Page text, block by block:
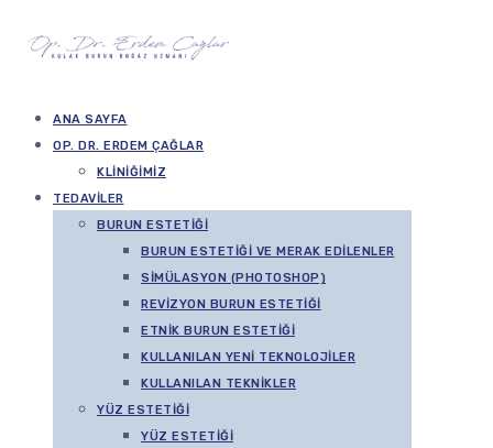
ANA SAYFA
OP. DR. ERDEM ÇAĞLAR
KLINIĞIMIZ
TEDAVILER
BURUN ESTETIĞI
BURUN ESTETIĞI VE MERAK EDILENLER
SIMÜLASYON (PHOTOSHOP)
REVIZYON BURUN ESTETIĞI
ETNIK BURUN ESTETIĞI
KULLANILAN YENI TEKNOLOJILER
KULLANILAN TEKNIKLER
YÜZ ESTETIĞI
YÜZ ESTETIĞI